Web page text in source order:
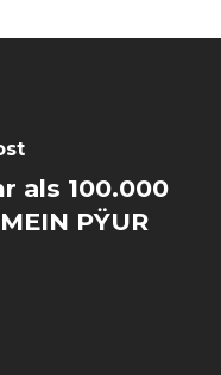
als 100.000
PŸUR